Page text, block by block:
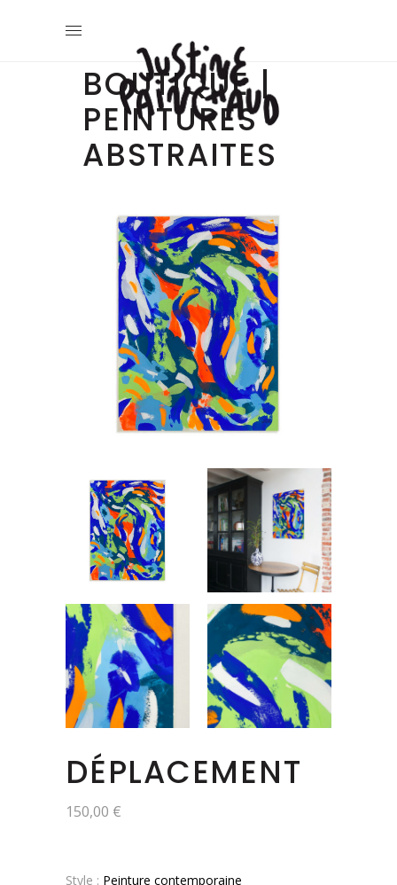
BOUTIQUE |
PEINTURES
ABSTRAITES
DÉPLACEMENT
150,00 €
Style : Peinture contemporaine